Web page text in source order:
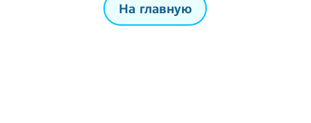
На главную